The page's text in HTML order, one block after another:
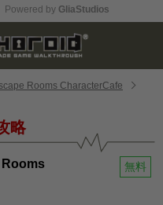
Mute
Powered by GliaStudios
Rooms CharacterCafe
略
Rooms
無料